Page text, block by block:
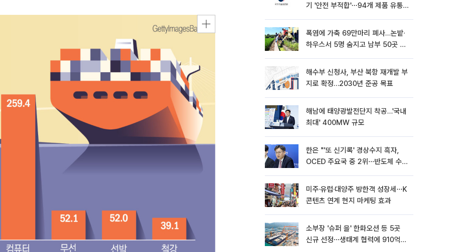
기 '안전 부적합'⋯94개 제품 유통
폭염에 가축 69만마리 폐사…논밭·
하우스서 5명 숨지고 남부 50곳 가
해수부 신청사, 부산 북항 재개발 부
지로 확정…2030년 준공 목표
해남에 태양광발전단지 착공…'국내
최대' 400MW 규모
한은 "'또 신기록' 경상수지 흑자,
OCED 주요국 중 2위⋯반도체 수출
미주·유럽·대양주 방한객 성장세⋯K
콘텐츠 연계 현지 마케팅 효과
소부장 '슈퍼 을' 한화오션 등 5곳
신규 선정⋯생태계 협력에 910억